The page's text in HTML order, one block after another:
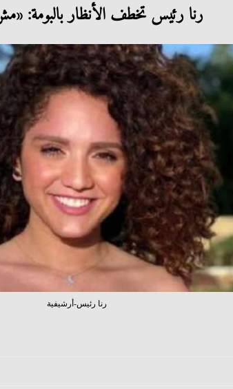
رنا رئيس تخطف الأنظار بالبومة:
رنا رئيس-أرشيفية
بث